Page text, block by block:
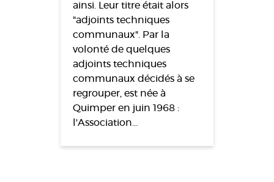
ainsi. Leur titre était alors
"adjoints techniques
communaux". Par la
volonté de quelques
adjoints techniques
communaux décidés à se
regrouper, est née à
Quimper en juin 1968 :
l'Association…